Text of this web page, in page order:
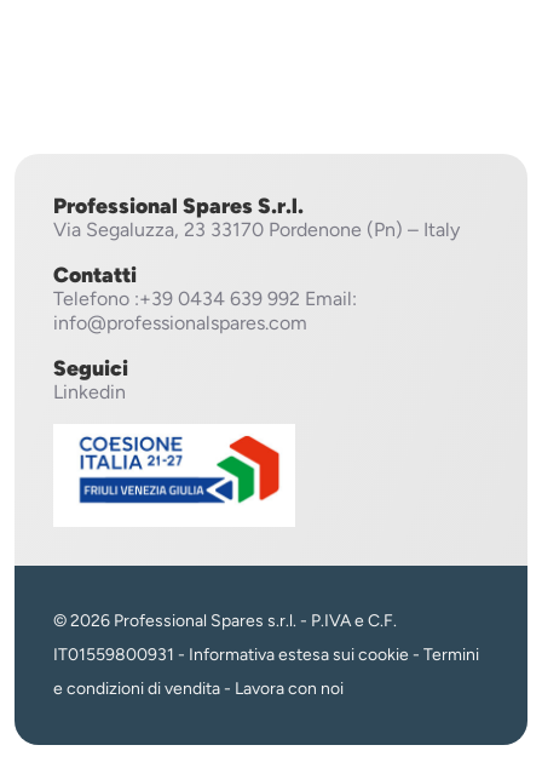
Professional Spares S.r.l.
Via Segaluzza, 23 33170 Pordenone (Pn) – Italy
Contatti
Telefono :+39 0434 639 992 Email:
info@professionalspares.com
Seguici
Linkedin
© 2026 Professional Spares s.r.l. - P.IVA e C.F.
IT01559800931 - Informativa estesa sui cookie - Termini
e condizioni di vendita- Lavora con noi